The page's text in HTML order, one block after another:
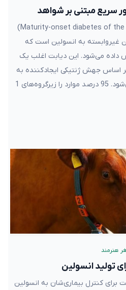
سریع مبتنی بر شواهد
دیابت همزمان با بلوغ (Maturity-onset diabetes of the young)
غیروابسته به انسولین است که
داده می‌شود. این دیابت اغلب یک
اساس جهش ژنتیکی ایجادکننده به
زیرگروه‌های 1 تا 14 تقسیم می‌شود. 95 درصد موارد را زیرگروه‌های 1
هنرمند
تولید انسولین
برای کنترل بیماری‌شان به انسولین